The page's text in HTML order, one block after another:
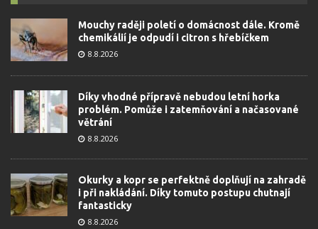
Mouchy raději poletí o domácnost dále. Kromě
chemikálií je odpudí i citron s hřebíčkem
8.8.2026
Díky vhodné přípravě nebudou letní horka
problém. Pomůže i zatemňování a načasované
větrání
8.8.2026
Okurky a kopr se perfektně doplňují na zahradě
i při nakládání. Díky tomuto postupu chutnají
fantasticky
8.8.2026